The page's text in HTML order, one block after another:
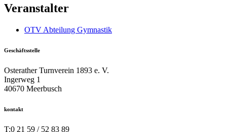
Veranstalter
OTV Abteilung Gymnastik
Geschäftsstelle
Osterather Turnverein 1893 e. V.
Ingerweg 1
40670 Meerbusch
kontakt
T:0 21 59 / 52 83 89